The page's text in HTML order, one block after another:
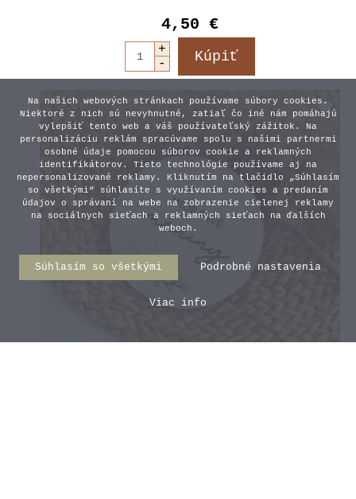
4,50 €
Na našich webových stránkach používame súbory cookies.
Niektoré z nich sú nevyhnutné, zatiaľ čo iné nám pomáhajú
vylepšiť tento web a váš používateľský zážitok. Na
personalizáciu reklám spracúvame spolu s našimi partnermi
osobné údaje pomocou súborov cookie a reklamných
identifikátorov. Tieto technológie používame aj na
nepersonalizované reklamy. Kliknutím na tlačidlo „Súhlasím
so všetkými“ súhlasíte s využívaním cookies a predaním
údajov o správaní na webe na zobrazenie cielenej reklamy
na sociálnych sieťach a reklamných sieťach na ďalších
weboch.
Súhlasím so všetkými Podrobné nastavenia
Viac info